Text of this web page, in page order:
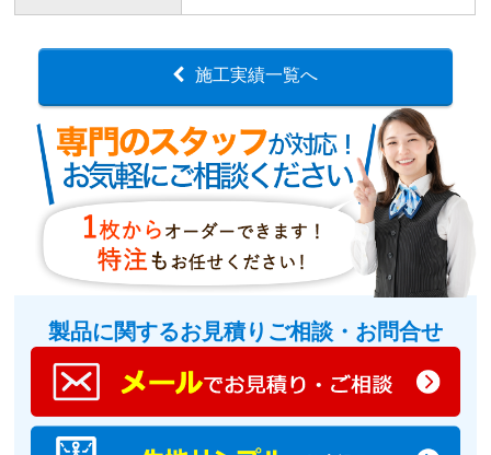
施工実績一覧へ
製品に関するお見積りご相談・お問合せ